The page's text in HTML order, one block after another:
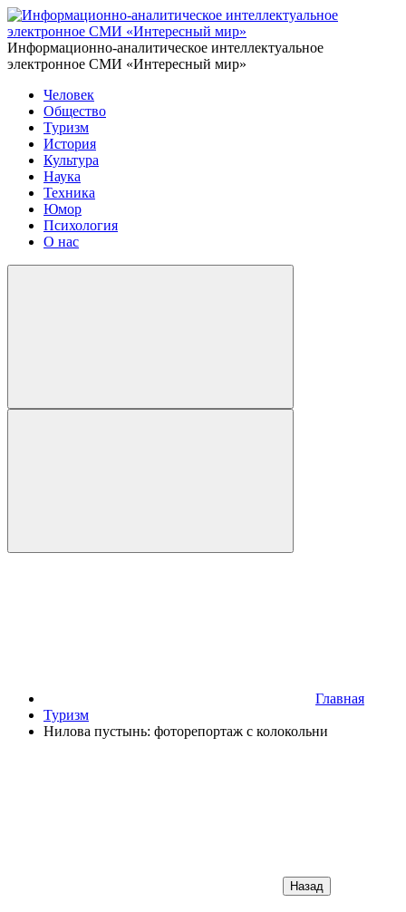
Информационно-аналитическое интеллектуальное
электронное СМИ «Интересный мир»
Человек
Общество
Туризм
История
Культура
Наука
Техника
Юмор
Психология
О нас
Главная
Туризм
Нилова пустынь: фоторепортаж с колокольни
Назад